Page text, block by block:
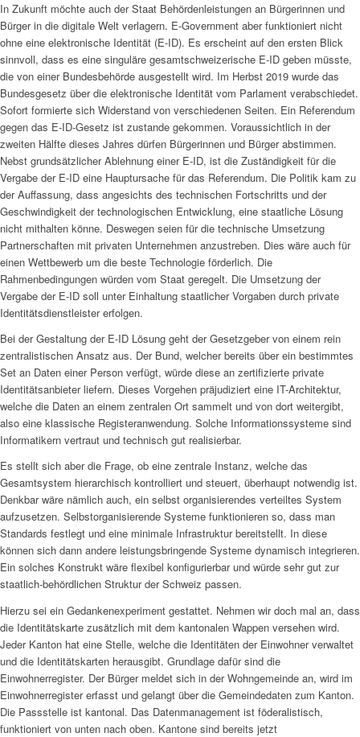
In Zukunft möchte auch der Staat Behördenleistungen an Bürgerinnen und
Bürger in die digitale Welt verlagern. E-Government aber funktioniert nicht
ohne eine elektronische Identität (E-ID). Es erscheint auf den ersten Blick
sinnvoll, dass es eine singuläre gesamtschweizerische E-ID geben müsste,
die von einer Bundesbehörde ausgestellt wird. Im Herbst 2019 wurde das
Bundesgesetz über die elektronische Identität vom Parlament verabschiedet.
Sofort formierte sich Widerstand von verschiedenen Seiten. Ein Referendum
gegen das E-ID-Gesetz ist zustande gekommen. Voraussichtlich in der
zweiten Hälfte dieses Jahres dürfen Bürgerinnen und Bürger abstimmen.
Nebst grundsätzlicher Ablehnung einer E-ID, ist die Zuständigkeit für die
Vergabe der E-ID eine Hauptursache für das Referendum. Die Politik kam zu
der Auffassung, dass angesichts des technischen Fortschritts und der
Geschwindigkeit der technologischen Entwicklung, eine staatliche Lösung
nicht mithalten könne. Deswegen seien für die technische Umsetzung
Partnerschaften mit privaten Unternehmen anzustreben. Dies wäre auch für
einen Wettbewerb um die beste Technologie förderlich. Die
Rahmenbedingungen würden vom Staat geregelt. Die Umsetzung der
Vergabe der E-ID soll unter Einhaltung staatlicher Vorgaben durch private
Identitätsdienstleister erfolgen.
Bei der Gestaltung der E-ID Lösung geht der Gesetzgeber von einem rein
zentralistischen Ansatz aus. Der Bund, welcher bereits über ein bestimmtes
Set an Daten einer Person verfügt, würde diese an zertifizierte private
Identitätsanbieter liefern. Dieses Vorgehen präjudiziert eine IT-Architektur,
welche die Daten an einem zentralen Ort sammelt und von dort weitergibt,
also eine klassische Registeranwendung. Solche Informationssysteme sind
Informatikern vertraut und technisch gut realisierbar.
Es stellt sich aber die Frage, ob eine zentrale Instanz, welche das
Gesamtsystem hierarchisch kontrolliert und steuert, überhaupt notwendig ist.
Denkbar wäre nämlich auch, ein selbst organisierendes verteiltes System
aufzusetzen. Selbstorganisierende Systeme funktionieren so, dass man
Standards festlegt und eine minimale Infrastruktur bereitstellt. In diese
können sich dann andere leistungsbringende Systeme dynamisch integrieren.
Ein solches Konstrukt wäre flexibel konfigurierbar und würde sehr gut zur
staatlich-behördlichen Struktur der Schweiz passen.
Hierzu sei ein Gedankenexperiment gestattet. Nehmen wir doch mal an, dass
die Identitätskarte zusätzlich mit dem kantonalen Wappen versehen wird.
Jeder Kanton hat eine Stelle, welche die Identitäten der Einwohner verwaltet
und die Identitätskarten herausgibt. Grundlage dafür sind die
Einwohnerregister. Der Bürger meldet sich in der Wohngemeinde an, wird im
Einwohnerregister erfasst und gelangt über die Gemeindedaten zum Kanton.
Die Passstelle ist kantonal. Das Datenmanagement ist föderalistisch,
funktioniert von unten nach oben. Kantone sind bereits jetzt